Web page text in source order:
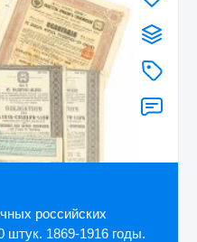
российских
штук. 1869-1916 годы.